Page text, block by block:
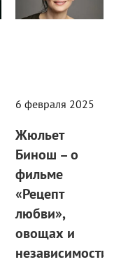
6 февраля 2025
Жюльет
Бинош – о
фильме
«Рецепт
любви»,
овощах и
независимости